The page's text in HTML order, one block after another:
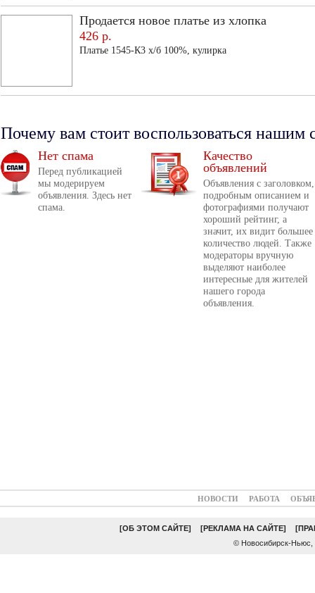
Продается новое платье из хлопка
426 р.
Платье 1545-К3 х/б 100%, кулирка
Почему вам стоит воспользоваться нашим
Нет спама
Перед публикацией
мы модерируем
объявления. Здесь нет
спама.
Качество
объявлений
Объявления с заголовком,
подробным описанием и
фотографиями получают
хороший рейтинг, а
значит, их видит большее
количество людей. Также
модераторы вручную
выделяют наиболее
интересные для жителей
нашего города
объявления.
НОВОСТИ РАБОТА
[ОБ ЭТОМ САЙТЕ] [РЕКЛАМА НА САЙТЕ]
© Новосибирск-Ньюс,